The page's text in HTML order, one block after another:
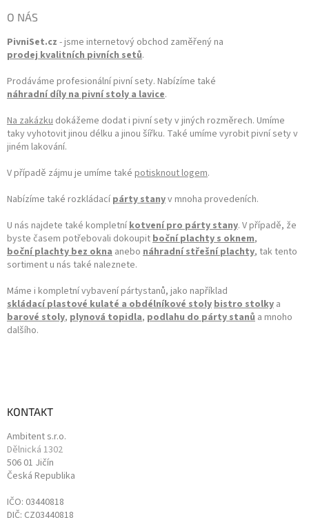
O NÁS
PivniSet.cz - jsme internetový obchod zaměřený na
prodej kvalitních pivních setů.
Prodáváme profesionální pivní sety. Nabízíme také
náhradní díly na pivní stoly a lavice.
Na zakázku dokážeme dodat i pivní sety v jiných rozměrech. Umíme
taky vyhotovit jinou délku a jinou šířku. Také umíme vyrobit pivní sety v
jiném lakování.
V případě zájmu je umíme také potisknout logem.
Nabízíme také rozkládací párty stanyv mnoha provedeních.
U nás najdete také kompletní kotvení pro párty stany. V případě, že
byste časem potřebovali dokoupit boční plachty s oknem,
boční plachty bez okna anebo náhradní střešní plachty, tak tento
sortiment u nás také naleznete.
Máme i kompletní vybavení pártystanů, jako například
skládací plastové kulaté a obdélníkové stoly bistro stolky a
barové stoly, plynová topidla, podlahu do párty stanů a mnoho
dalšího.
KONTAKT
Ambitent s.r.o.
Dělnická 1302
506 01 Jičín
Česká Republika
IČO: 03440818
DIČ: CZ03440818